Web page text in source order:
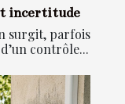
incertitude
surgit, parfois
contrôle...